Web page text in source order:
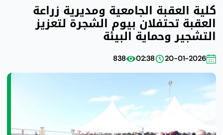
كلية العقبة الجامعية ومديرية زراعة
العقبة تحتفلان بيوم الشجرة لتعزيز
التشجير وحماية البيئة
20-01-2026
02:38
838